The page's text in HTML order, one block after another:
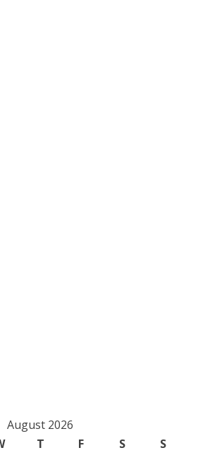
August 2026
T F S
S